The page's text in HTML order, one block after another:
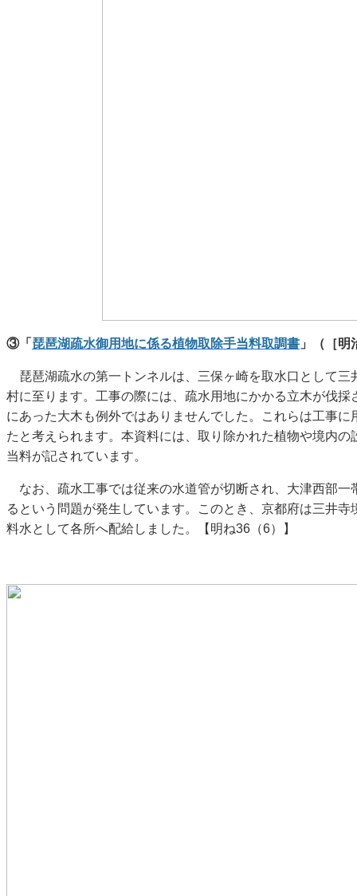
③「 琵琶湖疏水御用地に係る植物取除手当料取調書 」 （［
琵琶湖疏水の第一トンネルは、三保ヶ崎を取水口として三
村に至ります。工事の際には、疏水用地にかかる立木が伐採
にあった大木も例外ではありませんでした。これらは工事に
たと考えられます。本資料には、取り除かれた植物や境内の
当料が記されています。
なお、疏水工事では従来の水道管が切断され、大津西部一
るという問題が発生しています。このとき、京都府は三井寺
料水として各所へ配給しました。【明ね36（6）】